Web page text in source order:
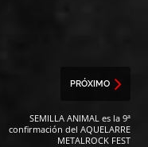
PRÓXIMO
SEMILLA ANIMAL es la 9ª
confirmación del AQUELARRE
METALROCK FEST